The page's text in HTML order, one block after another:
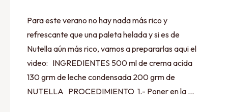
Para este verano no hay nada más rico y
refrescante que una paleta helada y si es de
Nutella aún más rico, vamos a prepararlas aqui el
video: INGREDIENTES 500 ml de crema acida
130 grm de leche condensada 200 grm de
NUTELLA PROCEDIMIENTO 1.- Poner en la …